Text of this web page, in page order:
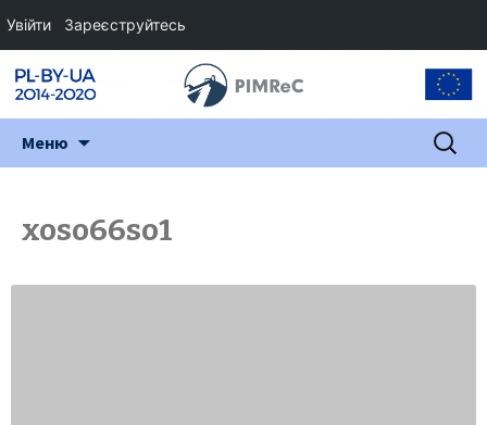
Меню Пошук:
xoso66so1
Увійти Зареєструйтесь